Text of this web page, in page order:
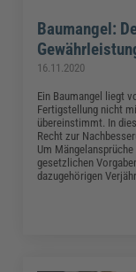
Baumangel:
16.11.2020
Ein Baumangel liegt
Fertigstellung nicht
übereinstimmt. In
Recht zur
Um
gesetzlichen
dazugehörigen